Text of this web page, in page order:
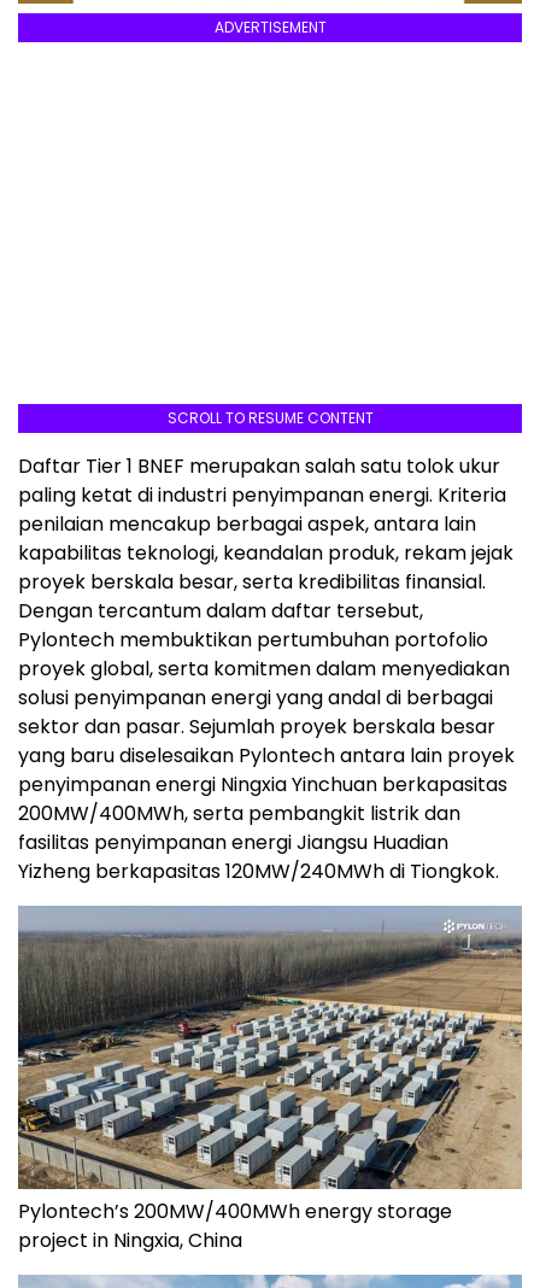
ADVERTISEMENT
SCROLL TO RESUME CONTENT
Daftar Tier 1 BNEF merupakan salah satu tolok ukur
paling ketat di industri penyimpanan energi. Kriteria
penilaian mencakup berbagai aspek, antara lain
kapabilitas teknologi, keandalan produk, rekam jejak
proyek berskala besar, serta kredibilitas finansial.
Dengan tercantum dalam daftar tersebut,
Pylontech membuktikan pertumbuhan portofolio
proyek global, serta komitmen dalam menyediakan
solusi penyimpanan energi yang andal di berbagai
sektor dan pasar. Sejumlah proyek berskala besar
yang baru diselesaikan Pylontech antara lain proyek
penyimpanan energi Ningxia Yinchuan berkapasitas
200MW/400MWh, serta pembangkit listrik dan
fasilitas penyimpanan energi Jiangsu Huadian
Yizheng berkapasitas 120MW/240MWh di Tiongkok.
Pylontech’s 200MW/400MWh energy storage
project in Ningxia, China